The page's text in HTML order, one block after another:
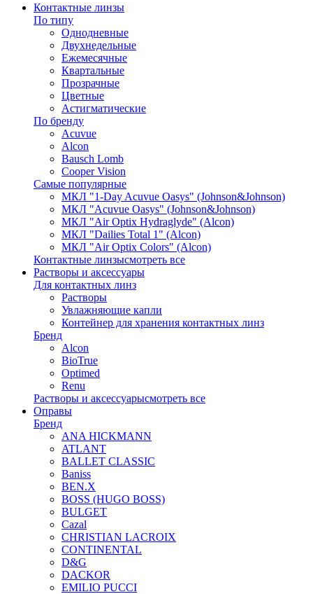
Контактные линзы
По типу
Однодневные
Двухнедельные
Ежемесячные
Квартальные
Прозрачные
Цветные
Астигматические
По бренду
Acuvue
Alcon
Bausch Lomb
Cooper Vision
Самые популярные
МКЛ "1-Day Acuvue Oasys" (Johnson&Johnson)
МКЛ "Acuvue Oasys" (Johnson&Johnson)
МКЛ "Air Optix Hydraglyde" (Alcon)
МКЛ "Dailies Total 1" (Alcon)
МКЛ "Air Optix Colors" (Alcon)
Контактные линзысмотреть все
Растворы и аксессуары
Для контактных линз
Растворы
Увлажняющие капли
Контейнер для хранения контактных линз
Бренд
Alcon
BioTrue
Optimed
Renu
Растворы и аксессуарысмотреть все
Оправы
Бренд
ANA HICKMANN
ATLANT
BALLET CLASSIC
Baniss
BEN.X
BOSS (HUGO BOSS)
BULGET
Cazal
CHRISTIAN LACROIX
CONTINENTAL
D&G
DACKOR
EMILIO PUCCI